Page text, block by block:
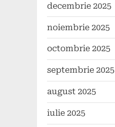
decembrie 2025
noiembrie 2025
octombrie 2025
septembrie 2025
august 2025
iulie 2025